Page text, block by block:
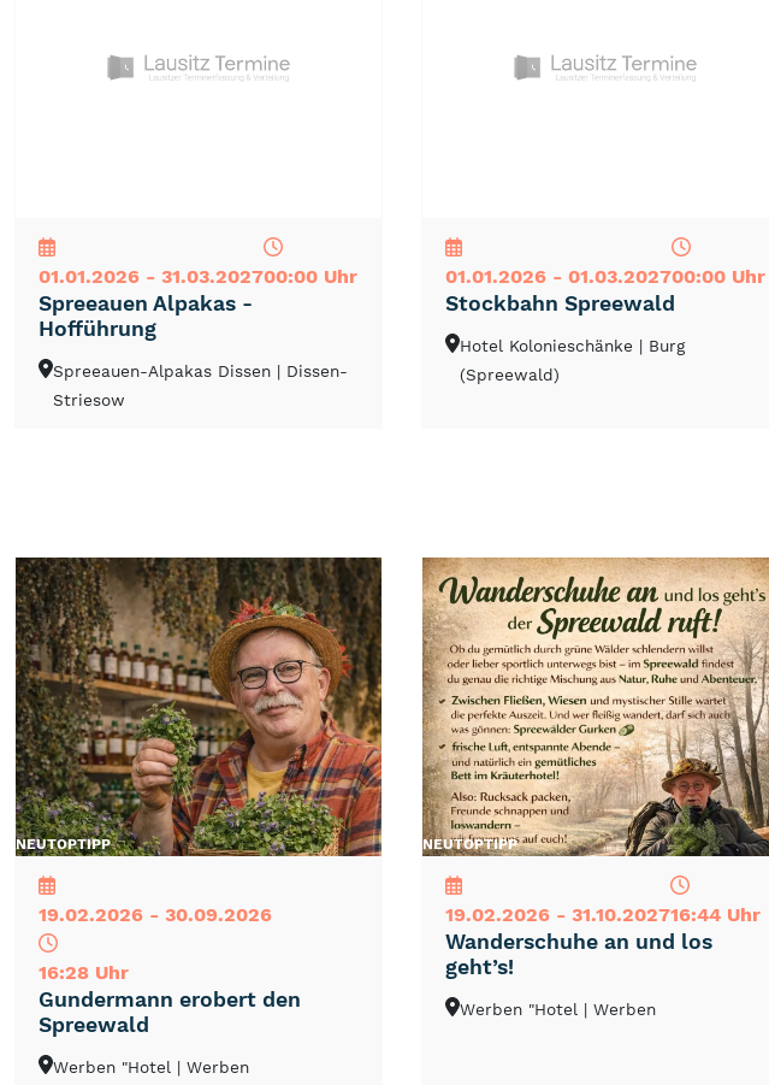
01.01.2026 - 31.03.202700:00 Uhr
Spreeauen Alpakas -
Hofführung
Spreeauen-Alpakas Dissen | Dissen-
Striesow
01.01.2026 - 01.03.202700:00 Uhr
Stockbahn Spreewald
Hotel Kolonieschänke | Burg
(Spreewald)
NEUTOPTIPP
19.02.2026 - 30.09.2026
16:28 Uhr
Gundermann erobert den
Spreewald
Werben "Hotel | Werben
NEUTOPTIPP
19.02.2026 - 31.10.202716:44 Uhr
Wanderschuhe an und los
geht’s!
Werben "Hotel | Werben